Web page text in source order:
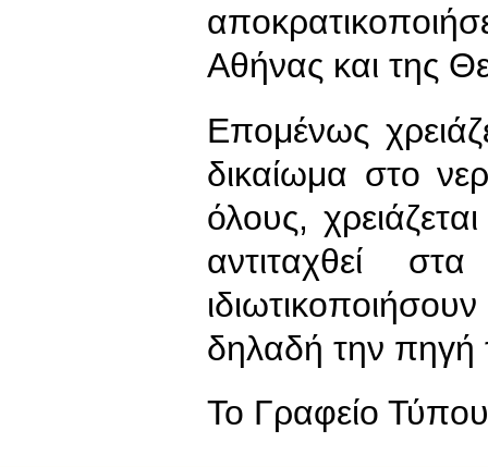
Αθήνας και της
Επομένως
δικαίωμα στο
όλους,
αντιταχθεί
δηλαδή την πηγή
To Γραφείο Τύπου